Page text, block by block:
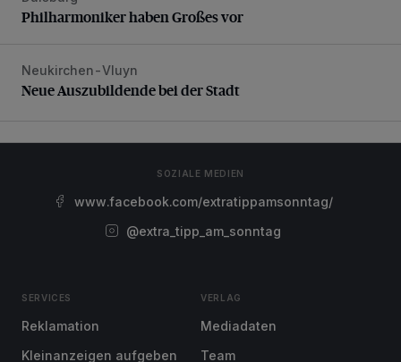
Philharmoniker haben Großes vor
Neue Auszubildende bei der Stadt
Neukirchen-Vluyn
Neue Auszubildende bei der Stadt
SOZIALE MEDIEN
www.facebook.com/extratippamsonntag/
@extra_tipp_am_sonntag
SERVICES
Reklamation
Kleinanzeigen aufgeben
VERLAG
Mediadaten
Team